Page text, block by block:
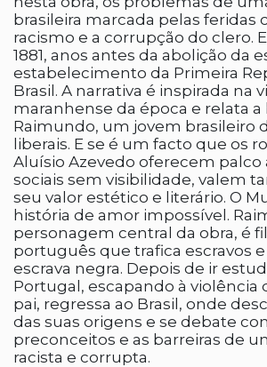
brasileira marcada pelas feridas
racismo e a corrupção do clero.
1881, anos antes da abolição da
estabelecimento da Primeira
Brasil. A narrativa é inspirada na
maranhense da época e relata a
Raimundo, um jovem brasileiro
liberais. E se é um facto que os
Aluísio Azevedo oferecem palco
sociais sem visibilidade, valem
seu valor estético e literário. O
história de amor impossível.
personagem central da obra, é
português que trafica escravos
escrava negra. Depois de ir
Portugal, escapando à violência
pai, regressa ao Brasil, onde
das suas origens e se debate
preconceitos e as barreiras de
racista e corrupta.